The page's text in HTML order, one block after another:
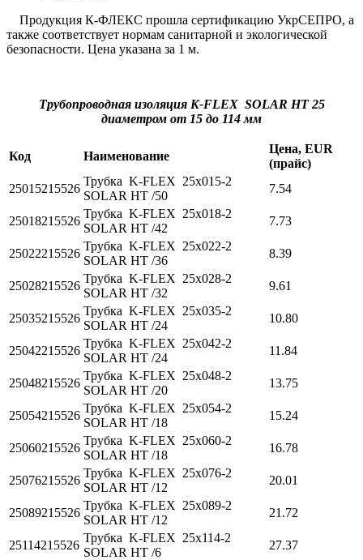
Продукция К-ФЛЕКС прошла сертификацию УкрСЕПРО, а
также соответствует нормам санитарной и экологической
безопасности. Цена указана за 1 м.
Трубопроводная изоляция K-FLEX SOLAR HT 25
диаметром от 15 до 114 мм
Код Наименование
Цена, EUR
(прайс)
25015215526
Трубка K-FLEX 25x015-2
SOLAR HT /50
7.54
25018215526
Трубка K-FLEX 25x018-2
SOLAR HT /42
7.73
25022215526
Трубка K-FLEX 25x022-2
SOLAR HT /36
8.39
25028215526
Трубка K-FLEX 25x028-2
SOLAR HT /32
9.61
25035215526
Трубка K-FLEX 25x035-2
SOLAR HT /24
10.80
25042215526
Трубка K-FLEX 25x042-2
SOLAR HT /24
11.84
25048215526
Трубка K-FLEX 25x048-2
SOLAR HT /20
13.75
25054215526
Трубка K-FLEX 25x054-2
SOLAR HT /18
15.24
25060215526
Трубка K-FLEX 25x060-2
SOLAR HT /18
16.78
25076215526
Трубка K-FLEX 25x076-2
SOLAR HT /12
20.01
25089215526
Трубка K-FLEX 25x089-2
SOLAR HT /12
21.72
25114215526
Трубка K-FLEX 25x114-2
SOLAR HT /6
27.37